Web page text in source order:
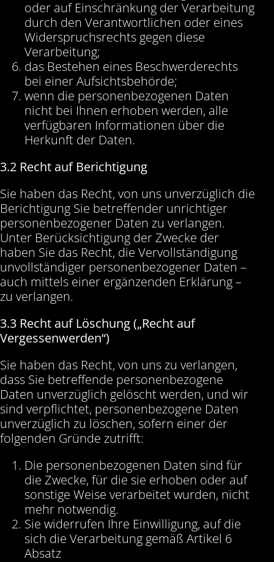
oder auf Einschränkung der Verarbeitung
durch den Verantwortlichen oder eines
Widerspruchsrechts gegen diese
Verarbeitung;
das Bestehen eines Beschwerderechts
bei einer Aufsichtsbehörde;
wenn die personenbezogenen Daten
nicht bei Ihnen erhoben werden, alle
verfügbaren Informationen über die
Herkunft der Daten.
3.2 Recht auf Berichtigung
Sie haben das Recht, von uns unverzüglich die
Berichtigung Sie betreffender unrichtiger
personenbezogener Daten zu verlangen.
Unter Berücksichtigung der Zwecke der
haben Sie das Recht, die Vervollständigung
unvollständiger personenbezogener Daten –
auch mittels einer ergänzenden Erklärung –
zu verlangen.
3.3 Recht auf Löschung („Recht auf
Vergessenwerden“)
Sie haben das Recht, von uns zu verlangen,
dass Sie betreffende personenbezogene
Daten unverzüglich gelöscht werden, und wir
sind verpflichtet, personenbezogene Daten
unverzüglich zu löschen, sofern einer der
folgenden Gründe zutrifft:
Die personenbezogenen Daten sind für
die Zwecke, für die sie erhoben oder auf
sonstige Weise verarbeitet wurden, nicht
mehr notwendig.
Sie widerrufen Ihre Einwilligung, auf die
sich die Verarbeitung gemäß Artikel 6
Absatz